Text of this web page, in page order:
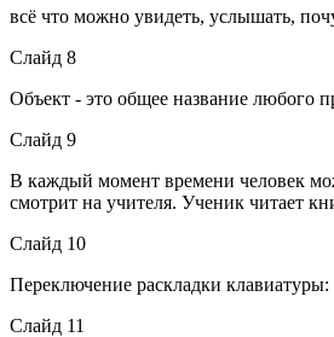
всё что можно увидеть, услышать,
Слайд 8
Объект - это общее название любого
Слайд 9
В каждый момент времени человек
смотрит на учителя. Ученик читает
Слайд 10
Переключение раскладки
Слайд 11